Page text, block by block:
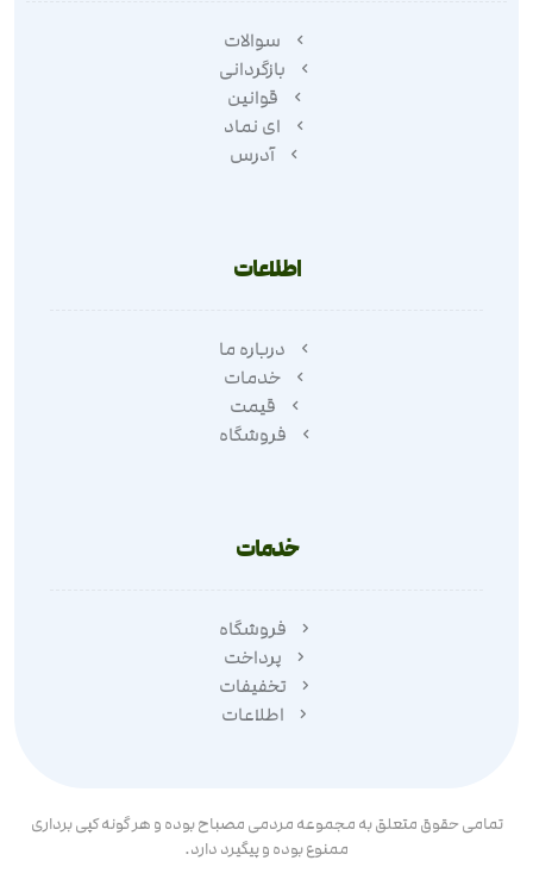
سوالات
بازگردانی
قوانین
ای نماد
آدرس
اطلاعات
درباره ما
خدمات
قیمت
فروشگاه
خدمات
فروشگاه
پرداخت
تخفیفات
اطلاعات
تمامی حقوق متعلق به مجموعه مردمی مصباح بوده و هر گونه کپی برداری
ممنوع بوده و پیگیرد دارد.